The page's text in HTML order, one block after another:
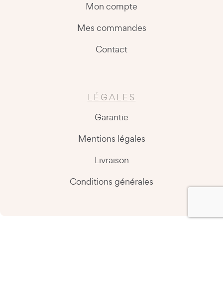
Mon compte
Mes commandes
Contact
LÉGALES
Garantie
Mentions légales
Livraison
Conditions générales